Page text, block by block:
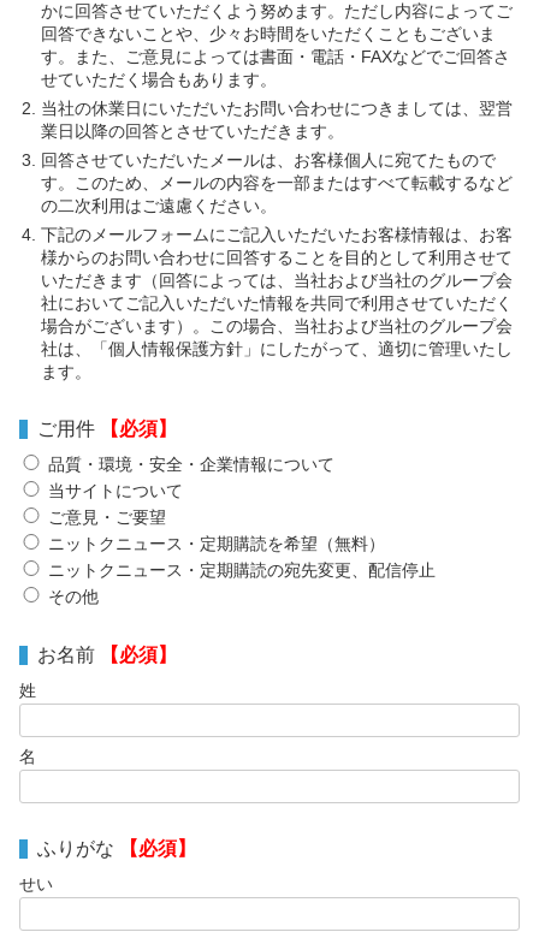
かに回答させていただくよう努めます。ただし内容によってご
回答できないことや、少々お時間をいただくこともございま
す。また、ご意見によっては書面・電話・FAXなどでご回答さ
せていただく場合もあります。
当社の休業日にいただいたお問い合わせにつきましては、翌営
業日以降の回答とさせていただきます。
回答させていただいたメールは、お客様個人に宛てたもので
す。このため、メールの内容を一部またはすべて転載するなど
の二次利用はご遠慮ください。
下記のメールフォームにご記入いただいたお客様情報は、お客
様からのお問い合わせに回答することを目的として利用させて
いただきます（回答によっては、当社および当社のグループ会
社においてご記入いただいた情報を共同で利用させていただく
場合がございます）。この場合、当社および当社のグループ会
社は、「個人情報保護方針」にしたがって、適切に管理いたし
ます。
ご用件 【必須】
品質・環境・安全・企業情報について
当サイトについて
ご意見・ご要望
ニットクニュース・定期購読を希望（無料）
ニットクニュース・定期購読の宛先変更、配信停止
その他
お名前 【必須】
姓
名
ふりがな 【必須】
せい